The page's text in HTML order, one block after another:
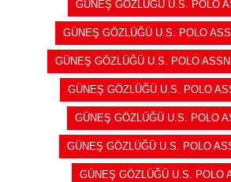
GÜNEŞ GÖZLÜĞÜ U.S. POLO
GÜNEŞ GÖZLÜĞÜ U.S. POLO
GÜNEŞ GÖZLÜĞÜ U.S. POLO
GÜNEŞ GÖZLÜĞÜ U.S. POLO
GÜNEŞ GÖZLÜĞÜ U.S. POLO
GÜNEŞ GÖZLÜĞÜ U.S. POLO
GÜNEŞ GÖZLÜĞÜ U.S. POLO